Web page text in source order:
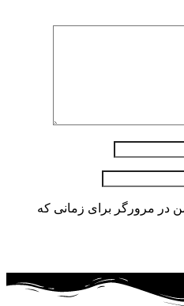
در مرورگر برای زمانی که